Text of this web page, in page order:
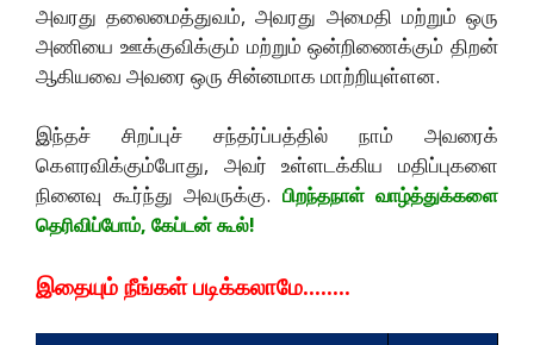
அவரது தலைமைத்துவம், அவரது அமைதி மற்றும் ஒரு
அணியை ஊக்குவிக்கும் மற்றும் ஒன்றிணைக்கும் திறன்
ஆகியவை அவரை ஒரு சின்னமாக மாற்றியுள்ளன.
இந்தச் சிறப்புச் சந்தர்ப்பத்தில் நாம் அவரைக்
கௌரவிக்கும்போது, அவர் உள்ளடக்கிய மதிப்புகளை
நினைவு கூர்ந்து அவருக்கு. பிறந்தநாள் வாழ்த்துக்களை
தெரிவிப்போம், கேப்டன் கூல்!
இதையும் நீங்கள் படிக்கலாமே……..